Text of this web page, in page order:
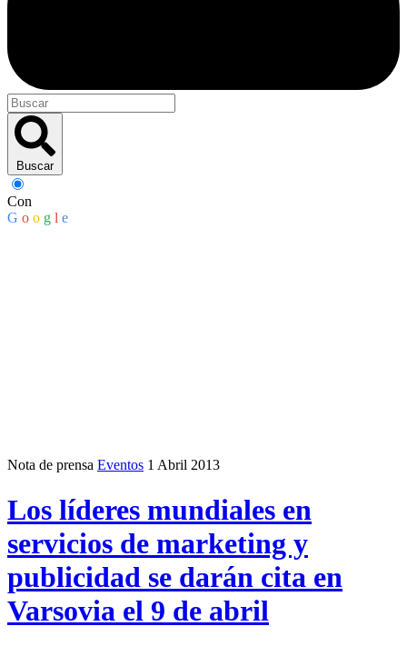
Buscar
Con
G o o g l e
Nota de prensa Eventos 1 Abril 2013
Los líderes mundiales en
servicios de marketing y
publicidad se darán cita en
Varsovia el 9 de abril